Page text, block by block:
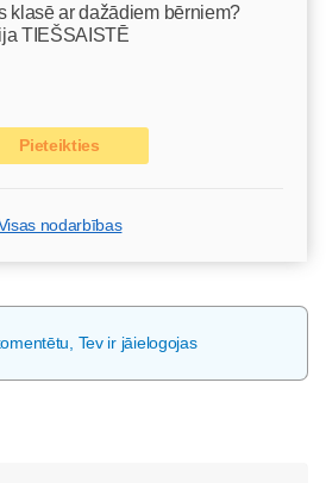
klasē ar dažādiem bērniem?
TIEŠSAISTĒ
Pieteikties
nodarbības
Tev ir jāielogojas